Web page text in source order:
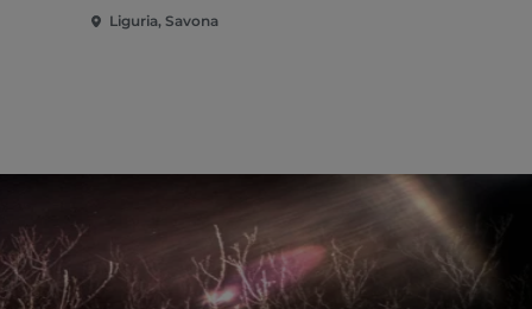
Liguria, Savona